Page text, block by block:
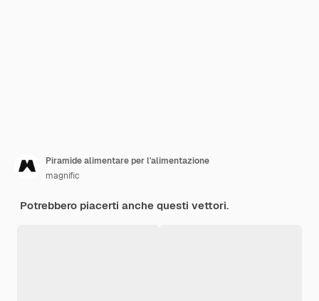
Piramide alimentare per l'alimentazione
magnific
Potrebbero piacerti anche questi vettori.